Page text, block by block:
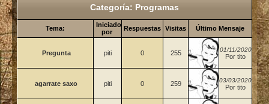
Categoría: Programas
Tema:
Iniciado
por
Respuestas Visitas Último Mensaje
Pregunta piti 0 255 01/11/2020
Por tito
agarrate saxo piti 0 259 03/03/2020
Por tito